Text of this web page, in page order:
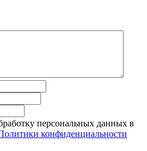
персональных данных в
конфиденциальности